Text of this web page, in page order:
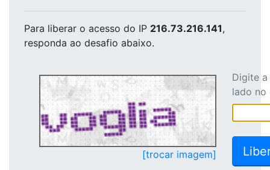
Para liberar o acesso do IP 216.73.216.141,
responda ao desafio abaixo.
[trocar imagem]
Digite
lado no